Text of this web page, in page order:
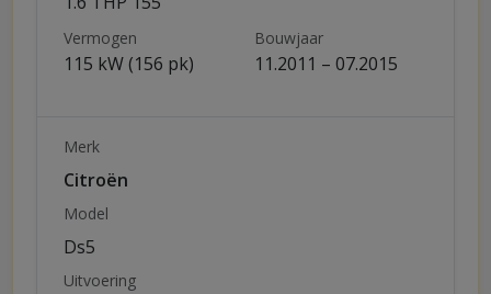
Vermogen
115 kW (156 pk)
Bouwjaar
11.2011 – 07.2015
Merk
Citroën
Model
Ds5
Uitvoering